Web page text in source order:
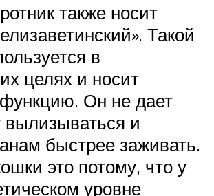
также носит
Такой
в
целях и носит
Он не дает
и
быстрее заживать.
это потому, что у
уровне